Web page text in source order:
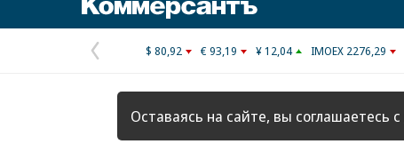
Предыдущая
страница
$ 80,92 € 93,19 ¥ 12,04 IMOEX 2276,29
Оставаясь на сайте, вы соглашаетесь с